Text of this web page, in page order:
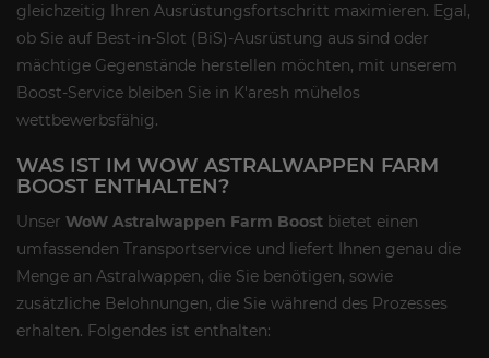
gleichzeitig Ihren Ausrüstungsfortschritt maximieren. Egal,
ob Sie auf Best-in-Slot (BiS)-Ausrüstung aus sind oder
mächtige Gegenstände herstellen möchten, mit unserem
Boost-Service bleiben Sie in K'aresh mühelos
wettbewerbsfähig.
WAS IST IM WOW ASTRALWAPPEN FARM
BOOST ENTHALTEN?
Unser WoW Astralwappen Farm Boost bietet einen
umfassenden Transportservice und liefert Ihnen genau die
Menge an Astralwappen, die Sie benötigen, sowie
zusätzliche Belohnungen, die Sie während des Prozesses
erhalten. Folgendes ist enthalten: